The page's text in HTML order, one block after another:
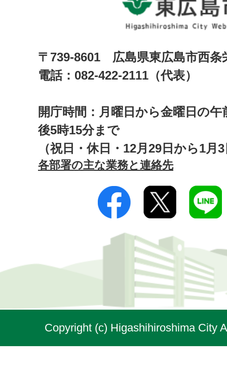
〒739-8601 広島県東広島市西
電話：082-422-2111（代表）
開庁時間：月曜日から金曜日の午
後5時15分まで
（祝日・休日・12月29日から1月
各部署の主な業務と連絡先
Copyright (c) Higashihiroshima City